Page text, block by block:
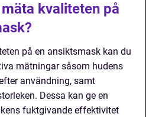
kvaliteten på
på en ansiktsmask kan du
mätningar såsom hudens
användning, samt
Dessa kan ge en
fuktgivande effektivitet